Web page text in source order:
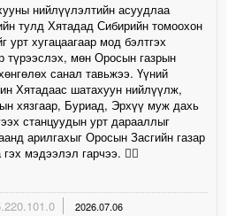
нийлүүлэлтийн асуудлаа
тулд Хятадад Сибирийн томоохон
урт хугацаагаар мод бэлтгэх
түрээслэх, мөн Оросын газрын
санал тавьжээ. Үүний
Хятадаас шатахуун нийлүүлж,
хязгаар, Буриад, Эрхүү муж дахь
станцуудын урт дарааллыг
арилгахыг Оросын Засгийн газар
мэдээлэл гарчээ. 🤦‍♀️
2026.07.06